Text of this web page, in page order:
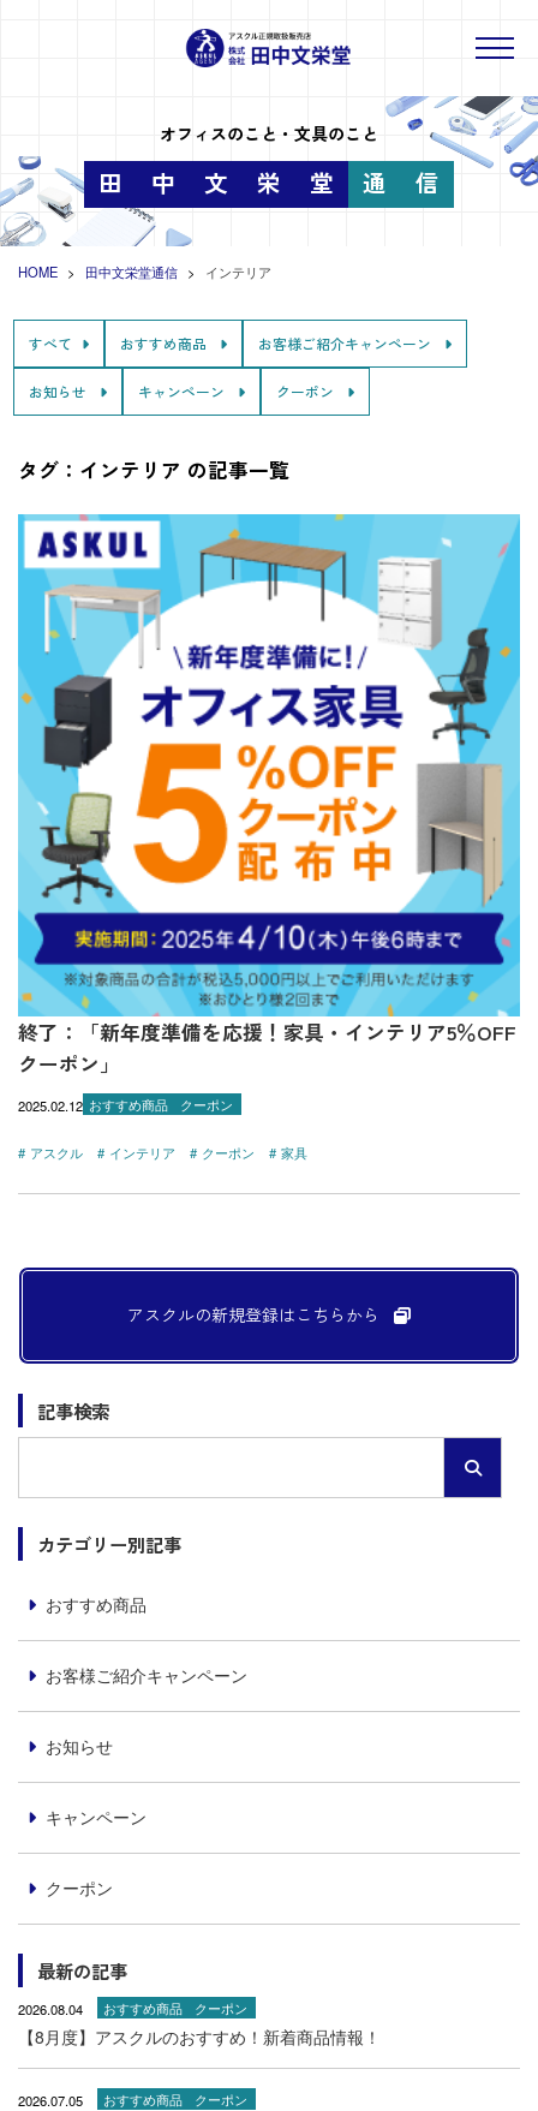
田 中 文 栄 堂 通 信
オフィスのこと・文具のこと
HOME 田中文栄堂通信 インテリア
すべて おすすめ商品 お客様ご紹介キャンペーン
お知らせ キャンペーン クーポン
タグ：インテリア の記事一覧
終了：「新年度準備を応援！家具・インテリア5％OFF
クーポン」
2025.02.12 おすすめ商品 クーポン
アスクル インテリア クーポン 家具
アスクルの新規登録は こちらから
記事検索
カテゴリー別記事
おすすめ商品
お客様ご紹介キャンペーン
お知らせ
キャンペーン
クーポン
最新の記事
2026.08.04 おすすめ商品 クーポン
【8月度】アスクルのおすすめ！新着商品情報！
2026.07.05 おすすめ商品 クーポン